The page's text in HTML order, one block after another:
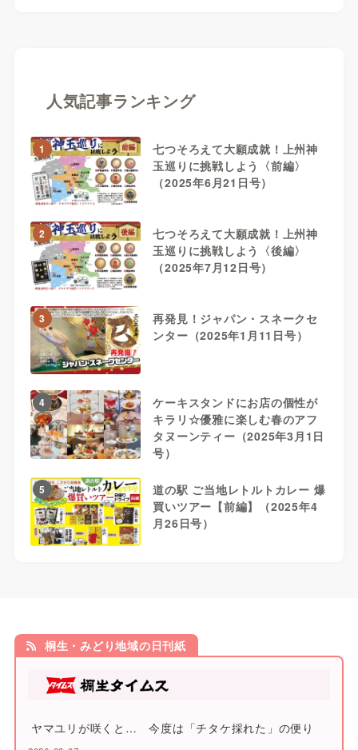
人気記事ランキング
1
七つそろえて大願成就！上州神
玉巡りに挑戦しよう〈前編〉
（2025年6月21日号）
2
七つそろえて大願成就！上州神
玉巡りに挑戦しよう〈後編〉
（2025年7月12日号）
3
再発見！ジャパン・スネークセ
ンター（2025年1月11日号）
4
ケーキスタンドにお店の個性が
キラリ☆優雅に楽しむ春のアフ
タヌーンティー（2025年3月1日
号）
5
道の駅 ご当地レトルトカレー 爆
買いツアー【前編】（2025年4
月26日号）
桐生・みどり地域の日刊紙
ヤマユリが咲くと… 今度は「チタケ採れた」の便り